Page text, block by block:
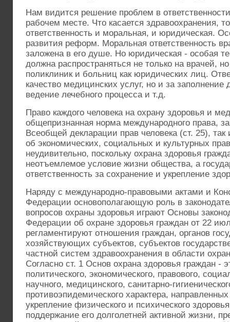
Нам видится решение проблем в
рабочем месте. Что касается здравоохранения,
ответственность и моральная, и юридическая.
развития реформ. Моральная ответственность
заложена в его душе. Но юридическая - особая
должна распространяться не только на врачей,
поликлиник и больниц как юридических лиц.
качество медицинских услуг, но и за заполнение
ведение лечебного процесса и т.д.
Право каждого человека на охрану здоровья и
общепризнанная норма международного права,
Всеобщей декларации прав человека (ст. 25),
об экономических, социальных и культурных
неудивительно, поскольку охрана здоровья
неотъемлемое условие жизни общества, а
ответственность за сохранение и укрепление
Наряду с международно-правовыми актами и
Федерации основополагающую роль в
вопросов охраны здоровья играют Основы
Федерации об охране здоровья граждан от 22
регламентируют отношения граждан, органов
хозяйствующих субъектов, субъектов
частной систем здравоохранения в области
Согласно ст. 1 Основ охрана здоровья граждан -
политического, экономического, правового,
научного, медицинского, санитарно-
противоэпидемического характера,
укрепление физического и психического
поддержание его долголетней активной жизни,